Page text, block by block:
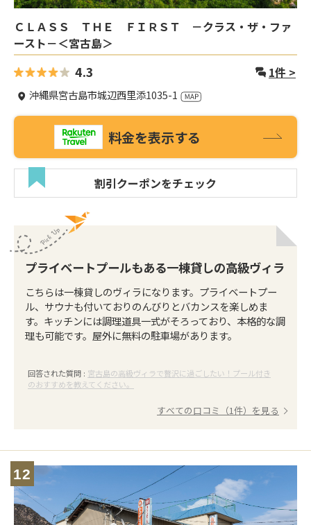
ＣＬＡＳＳ ＴＨＥ ＦＩＲＳＴ －クラス・ザ・ファ
ースト－＜宮古島＞
4.3 1件 >
沖縄県宮古島市城辺西里添1035-1
料金を表示する
割引クーポンをチェック
プライベートプールもある一棟貸しの高級ヴィラ
こちらは一棟貸しのヴィラになります。プライベートプー
ル、サウナも付いておりのんびりとバカンスを楽しめま
す。キッチンには調理道具一式がそろっており、本格的な調
理も可能です。屋外に無料の駐車場があります。
回答された質問 : 宮古島の高級ヴィラで贅沢に過ごしたい！プール付き
のおすすめを教えてください。
すべての口コミ（1件）を見る
12